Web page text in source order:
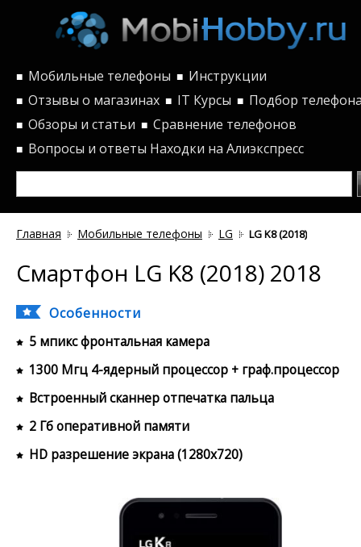
■ Мобильные телефоны ■ Инструкции
■ Отзывы о магазинах ■ IT Курсы ■ Подбор
■ Обзоры и статьи ■ Сравнение телефонов
■ Вопросы и ответы Находки на Алиэкспресс
Главная Мобильные телефоны LG LG K8 (2018)
Смартфон LG K8 (2018) 2018
Особенности
5 мпикс фронтальная камера
1300 Мгц 4-ядерный процессор + граф.процессор
Встроенный сканнер отпечатка пальца
2 Гб оперативной памяти
HD разрешение экрана (1280x720)